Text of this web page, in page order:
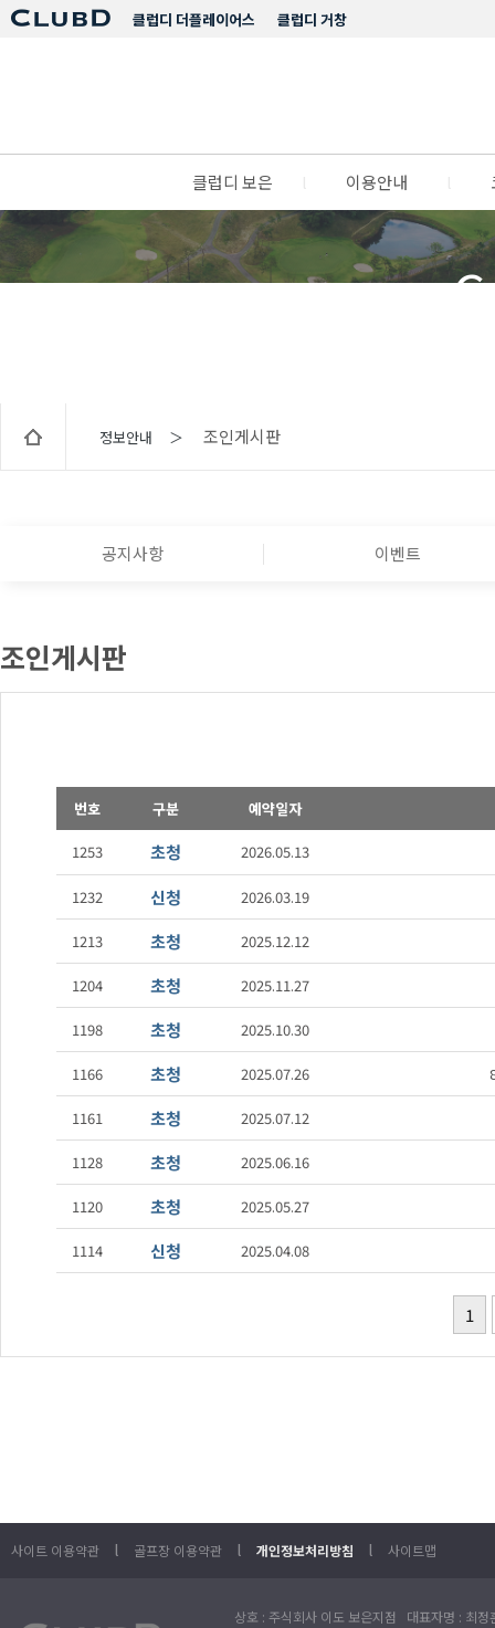
클럽디 거창
클럽디 더플레이어스
클럽디 보은 이용안내
정보안내 ＞ 조인게시판
공지사항 이벤트
조인게시판
번호 구분 예약일자
1253 초청 2026.05.13
1232 신청 2026.03.19
1213 초청 2025.12.12
1204 초청 2025.11.27
1198 초청 2025.10.30
1166 초청 2025.07.26
1161 초청 2025.07.12
1128 초청 2025.06.16
1120 초청 2025.05.27
1114 신청 2025.04.08
1
사이트 이용약관 l 골프장 이용약관 l 개인정보처리방침 l 사이트맵
상호 : 주식회사 이도 보은지점 대표자명 : 최